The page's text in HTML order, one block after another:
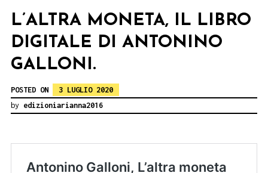
L’ALTRA MONETA, IL LIBRO
DIGITALE DI ANTONINO
GALLONI.
POSTED ON
3 LUGLIO 2020
by edizioniarianna2016